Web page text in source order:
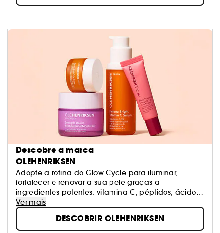
Descobre a marca
OLEHENRIKSEN
Adopte a rotina do Glow Cycle para iluminar,
fortalecer e renovar a sua pele graças a
ingredientes potentes: vitamina C, péptidos, ácidos
e retinol.
Ver mais
DESCOBRIR OLEHENRIKSEN